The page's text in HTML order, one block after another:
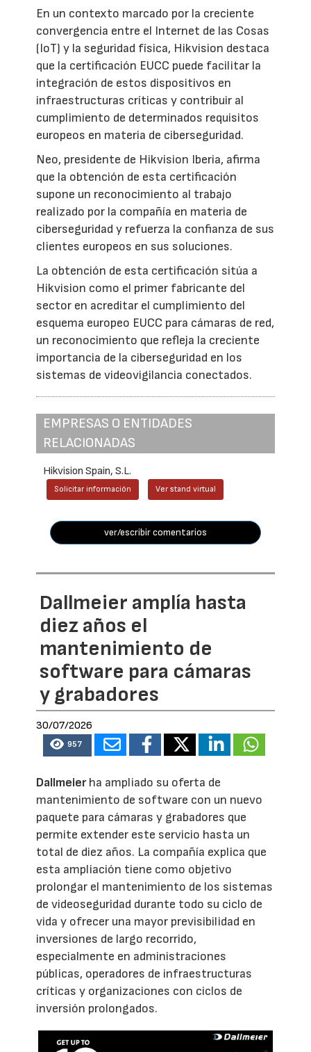
En un contexto marcado por la creciente
convergencia entre el Internet de las Cosas
(IoT) y la seguridad física, Hikvision destaca
que la certificación EUCC puede facilitar la
integración de estos dispositivos en
infraestructuras críticas y contribuir al
cumplimiento de determinados requisitos
europeos en materia de ciberseguridad.
Neo, presidente de Hikvision Iberia, afirma
que la obtención de esta certificación
supone un reconocimiento al trabajo
realizado por la compañía en materia de
ciberseguridad y refuerza la confianza de sus
clientes europeos en sus soluciones.
La obtención de esta certificación sitúa a
Hikvision como el primer fabricante del
sector en acreditar el cumplimiento del
esquema europeo EUCC para cámaras de red,
un reconocimiento que refleja la creciente
importancia de la ciberseguridad en los
sistemas de videovigilancia conectados.
EMPRESAS O ENTIDADES
RELACIONADAS
Hikvision Spain, S.L.
Solicitar información Ver stand virtual
ver/escribir comentarios
Dallmeier amplía hasta
diez años el
mantenimiento de
software para cámaras
y grabadores
30/07/2026
957
Dallmeierha ampliado su oferta de
mantenimiento de software con un nuevo
paquete para cámaras y grabadores que
permite extender este servicio hasta un
total de diez años. La compañía explica que
esta ampliación tiene como objetivo
prolongar el mantenimiento de los sistemas
de videoseguridad durante todo su ciclo de
vida y ofrecer una mayor previsibilidad en
inversiones de largo recorrido,
especialmente en administraciones
públicas, operadores de infraestructuras
críticas y organizaciones con ciclos de
inversión prolongados.